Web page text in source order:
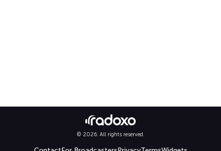
© 2026. All rights reserved.